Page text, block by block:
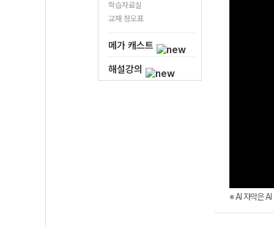
학습자료실
교재 정오표
메가 캐스트
해설강의
※ AI 자막은 AI